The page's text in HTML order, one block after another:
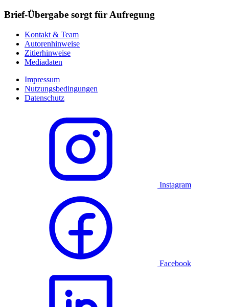
Brief-Übergabe sorgt für Aufregung
Kontakt & Team
Autorenhinweise
Zitierhinweise
Mediadaten
Impressum
Nutzungsbedingungen
Datenschutz
Instagram
Facebook